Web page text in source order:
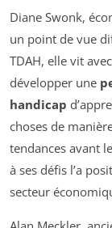
Diane Swonk,
un point de vue
TDAH, elle vit
développer une
handicap
choses de
tendances avant
à ses défis l’a
secteur